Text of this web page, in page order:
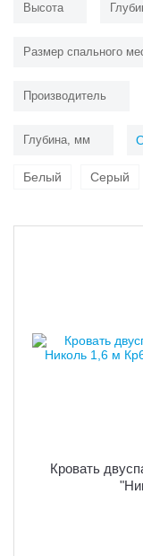
Высота
Размер спального
Производитель
Глубина, мм
Белый Серый
Кровать